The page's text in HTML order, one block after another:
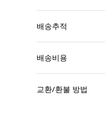
배송추적
배송비용
교환/환불 방법